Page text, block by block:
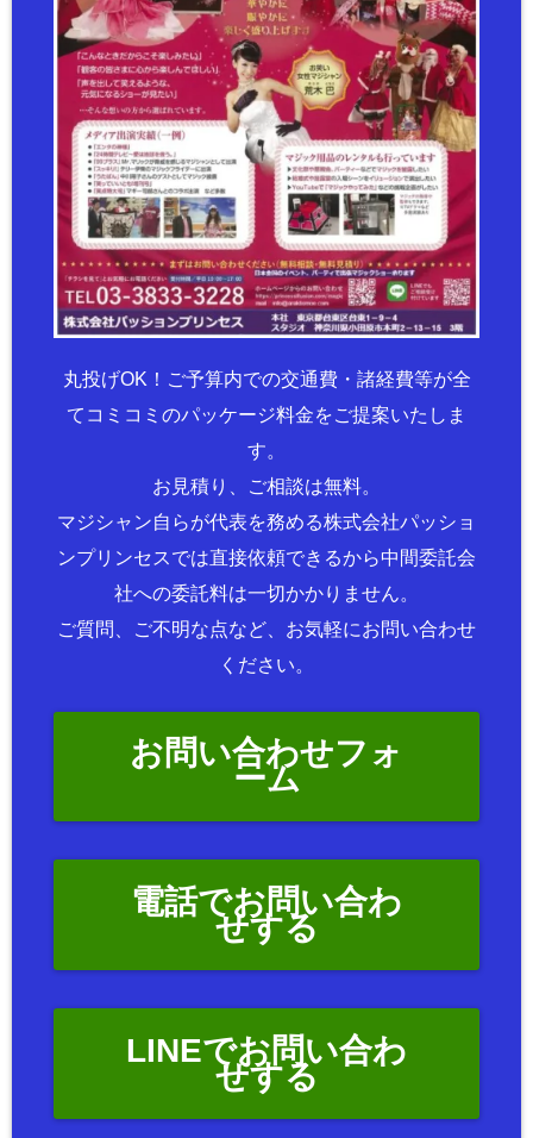
丸投げOK！ご予算内での交通費・諸経費等が全
てコミコミのパッケージ料金をご提案いたしま
す。
お見積り、ご相談は無料。
マジシャン自らが代表を務める株式会社パッショ
ンプリンセスでは直接依頼できるから中間委託会
社への委託料は一切かかりません。
ご質問、ご不明な点など、お気軽にお問い合わせ
ください。
お問い合わせフォ
ーム
電話でお問い合わ
せする
LINEでお問い合わ
せする